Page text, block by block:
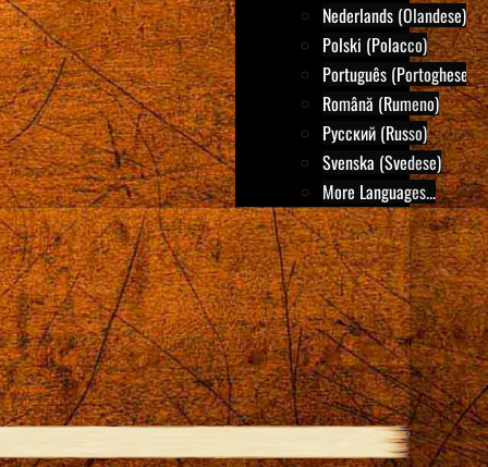
Nederlands (Olandese)
Polski (Polacco)
Português (Portoghese)
Română (Rumeno)
Русский (Russo)
Svenska (Svedese)
More Languages...